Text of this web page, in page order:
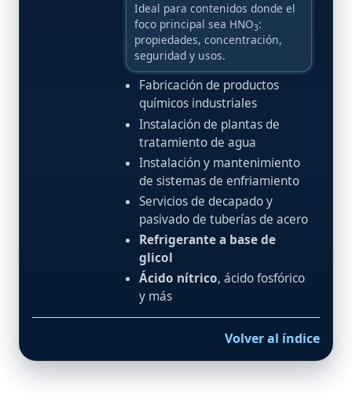
Ideal para contenidos donde el
foco principal sea HNO3:
propiedades, concentración,
seguridad y usos.
Fabricación de productos
químicos industriales
Instalación de plantas de
tratamiento de agua
Instalación y mantenimiento
de sistemas de enfriamiento
Servicios de decapado y
pasivado de tuberías de acero
Refrigerante a base de
glicol
Ácido nítrico, ácido fosfórico
y más
Volver al índice